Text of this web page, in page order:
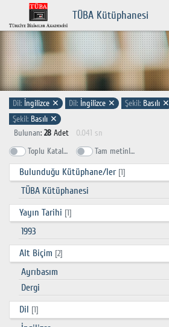
TÜBA Kütüphanesi
Dil: İngilizce ✕ Dil: İngilizce ✕ Şekil: Basılı ✕
Şekil: Basılı ✕
Bulunan: 28 Adet 0.041 sn
Toplu Katalog Tam metinlerde ara
Bulunduğu Kütüphane/ler [1]
TÜBA Kütüphanesi
Yayın Tarihi [1]
1993
Alt Biçim [2]
Ayrıbasım
Dergi
Dil [1]